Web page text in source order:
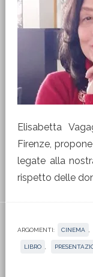
Elisabetta
Firenze,
legate alla
rispetto delle
ARGOMENTI: CINEMA
LIBRO